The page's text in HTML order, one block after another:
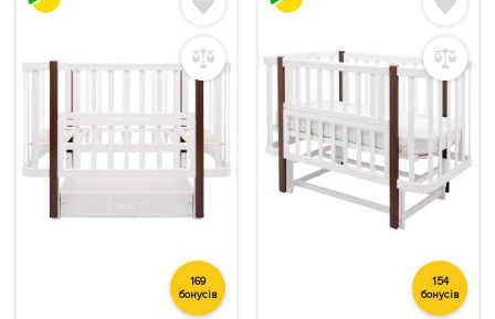
169
бонусів
154
бонусів